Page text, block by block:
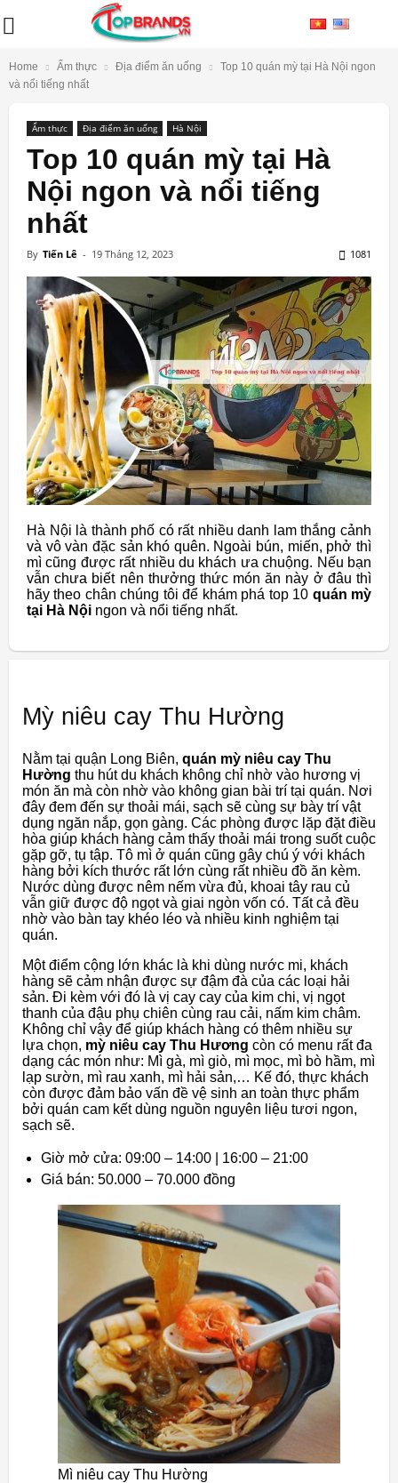
Home Ẩm thực Địa điểm ăn uống
Top 10 quán mỳ tại Hà Nội ngon
và nổi tiếng nhất
Ẩm thực Địa điểm ăn uống Hà Nội
Top 10 quán mỳ tại Hà
Nội ngon và nổi tiếng
nhất
By Tiến Lê - 19 Tháng 12, 2023 1081
Hà Nội là thành phố có rất nhiều danh lam thắng cảnh
và vô vàn đặc sản khó quên. Ngoài bún, miến, phở thì
mì cũng được rất nhiều du khách ưa chuộng. Nếu bạn
vẫn chưa biết nên thưởng thức món ăn này ở đâu thì
hãy theo chân chúng tôi để khám phá top 10 quán mỳ
tại Hà Nội ngon và nổi tiếng nhất.
Mỳ niêu cay Thu Hường
Nằm tại quận Long Biên, quán mỳ niêu cay Thu
Hường thu hút du khách không chỉ nhờ vào hương vị
món ăn mà còn nhờ vào không gian bài trí tại quán. Nơi
đây đem đến sự thoải mái, sạch sẽ cùng sự bày trí vật
dụng ngăn nắp, gọn gàng. Các phòng được lặp đặt điều
hòa giúp khách hàng cảm thấy thoải mái trong suốt cuộc
gặp gỡ, tụ tập. Tô mì ở quán cũng gây chú ý với khách
hàng bởi kích thước rất lớn cùng rất nhiều đồ ăn kèm.
Nước dùng được nêm nếm vừa đủ, khoai tây rau củ
vẫn giữ được độ ngọt và giai ngòn vốn có. Tất cả đều
nhờ vào bàn tay khéo léo và nhiều kinh nghiệm tại
quán.
Một điểm cộng lớn khác là khi dùng nước mi, khách
hàng sẽ cảm nhận được sự đậm đà của các loại hải
sản. Đi kèm với đó là vị cay cay của kim chi, vị ngọt
thanh của đậu phụ chiên cùng rau cải, nấm kim châm.
Không chỉ vậy để giúp khách hàng có thêm nhiều sự
lựa chọn, mỳ niêu cay Thu Hương còn có menu rất đa
dạng các món như: Mì gà, mì giò, mì mọc, mì bò hầm, mì
lạp sườn, mì rau xanh, mì hải sản,… Kế đó, thực khách
còn được đảm bảo vấn đề vệ sinh an toàn thực phẩm
bởi quán cam kết dùng nguồn nguyên liệu tươi ngon,
sạch sẽ.
Giờ mở cửa: 09:00 – 14:00 | 16:00 – 21:00
Giá bán: 50.000 – 70.000 đồng
Mì niêu cay Thu Hường